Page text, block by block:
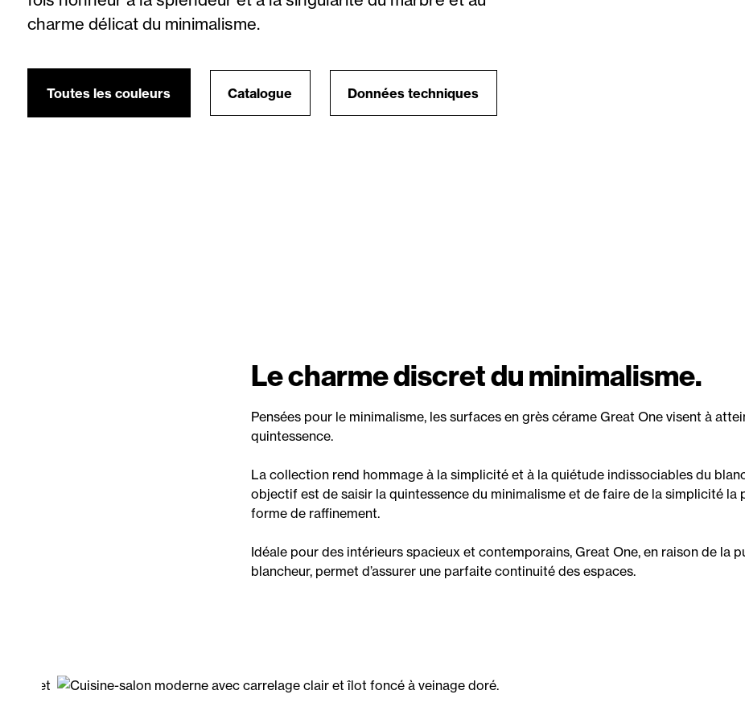
charme délicat du minimalisme.
Toutes les couleurs Catalogue Données techniques
Le charme discret du minimalisme.
Pensées pour le minimalisme, les surfaces en grès cérame Great One visent à
quintessence.
La collection rend hommage à la simplicité et à la quiétude indissociables du
objectif est de saisir la quintessence du minimalisme et de faire de la simplicité la
forme de raffinement.
Idéale pour des intérieurs spacieux et contemporains, Great One, en raison de la
blancheur, permet d’assurer une parfaite continuité des espaces.